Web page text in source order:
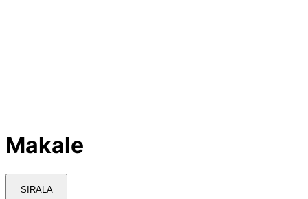
Makale
SIRALA